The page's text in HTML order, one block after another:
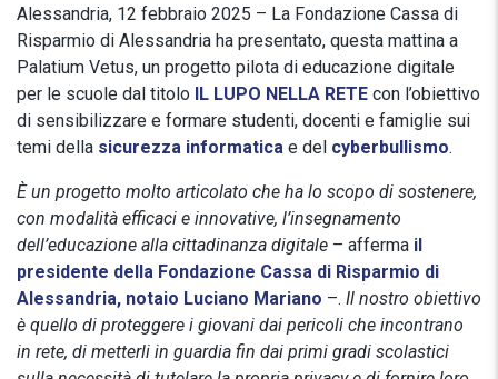
Alessandria, 12 febbraio 2025 – La Fondazione Cassa di
Risparmio di Alessandria ha presentato, questa mattina a
Palatium Vetus, un progetto pilota di educazione digitale
per le scuole dal titolo IL LUPO NELLA RETE con l’obiettivo
di sensibilizzare e formare studenti, docenti e famiglie sui
temi della sicurezza informatica e del cyberbullismo.
È un progetto molto articolato che ha lo scopo di sostenere,
con modalità efficaci e innovative, l’insegnamento
dell’educazione alla cittadinanza digitale – afferma il
presidente della Fondazione Cassa di Risparmio di
Alessandria, notaio Luciano Mariano –. Il nostro obiettivo
è quello di proteggere i giovani dai pericoli che incontrano
in rete, di metterli in guardia fin dai primi gradi scolastici